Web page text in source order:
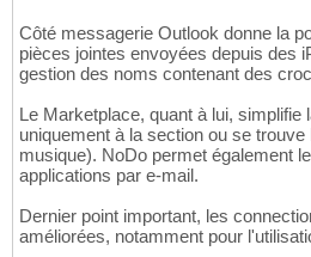
Côté messagerie Outlook donne la
pièces jointes envoyées depuis des
gestion des noms contenant des
Le Marketplace, quant à lui, simplifie
uniquement à la section ou se trouve
musique). NoDo permet également
applications par e-mail.
Dernier point important, les
améliorées, notamment pour